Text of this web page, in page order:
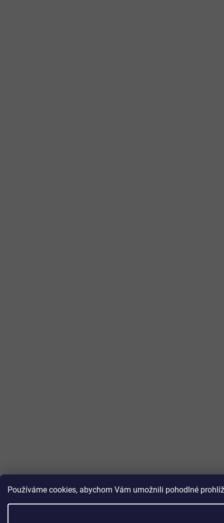
Používáme cookies, abychom Vám umožnili pohodlné